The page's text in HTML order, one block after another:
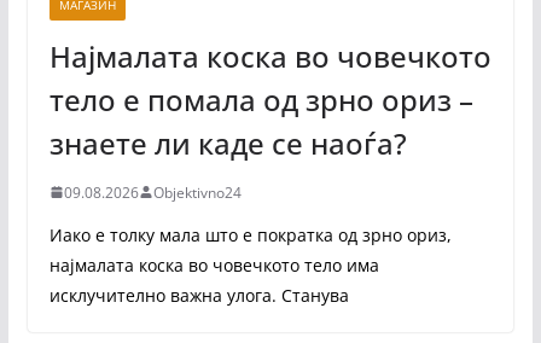
МАГАЗИН
Најмалата коска во човечкото
тело е помала од зрно ориз –
знаете ли каде се наоѓа?
09.08.2026 Objektivno24
Иако е толку мала што е пократка од зрно ориз,
најмалата коска во човечкото тело има
исклучително важна улога. Станува